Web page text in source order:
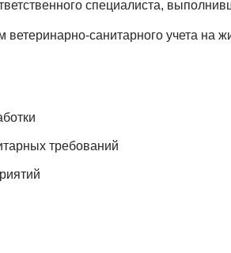
специалиста,
санитарного учета на
требований